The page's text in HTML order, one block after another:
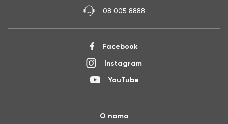
Facebook
Instagram
YouTube
08 005 8888
O nama